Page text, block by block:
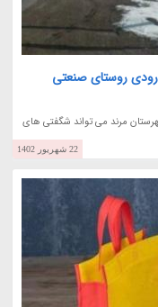
روستای صنعتی
مرند می تواند شگفتی های
22 شهریور 1402